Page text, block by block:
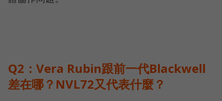
Q2：Vera Rubin跟前一代Blackwell
差在哪？NVL72又代表什麼？